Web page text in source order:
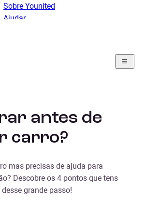
Sobre Younited
Ajudar
Guia
antes de comprar carro?
antes de
carro?
mas precisas de ajuda para
Descobre os 4 pontos que tens
grande passo!